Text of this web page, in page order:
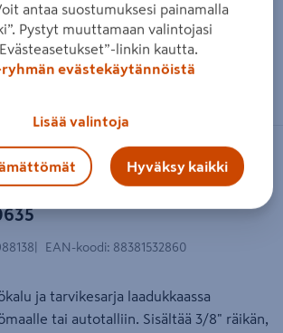
kuvaa sormilla kosketusnäytöllä
Makita 118-
EAN-koodi: 88381532860
ja tarvikesarja laadukkaassa
tai autotalliin. Sisältää 3/8" räikän,
antaa suostumuksesi painamalla
Pystyt muuttamaan valintojasi
linkin kautta.
evästekäytännöistä
Lisää valintoja
Hyväksy kaikki